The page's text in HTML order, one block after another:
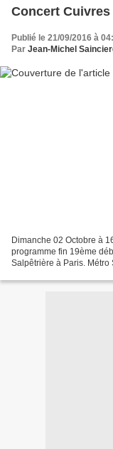
Concert
Publié le 21/09/2016 à
Par Jean-Michel
Dimanche 02 Octobre à
programme fin 19ème
Salpêtrière à Paris. Métro